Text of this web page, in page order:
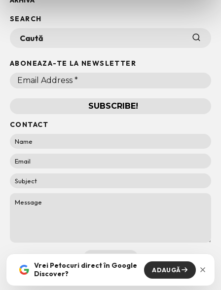
SEARCH
ABONEAZA-TE LA NEWSLETTER
CONTACT
Vrei Petocuri direct în Google
Discover?
ADAUGĂ